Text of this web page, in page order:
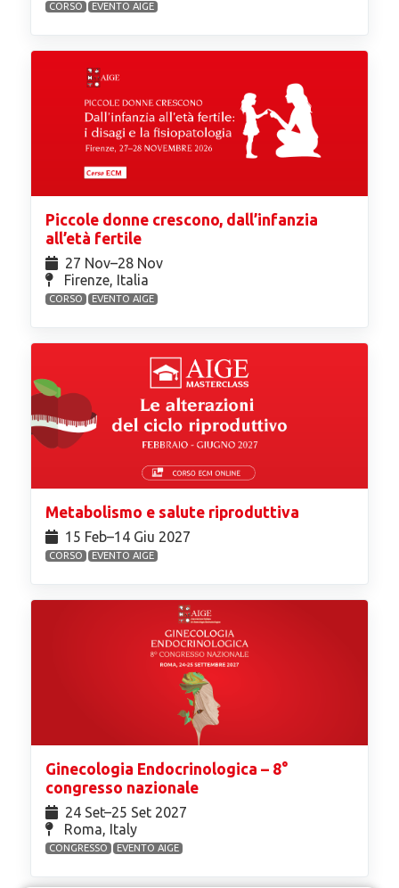
CORSO EVENTO AIGE
Piccole donne crescono, dall’infanzia
all’età fertile
27 Nov⁠–28 Nov
Firenze, Italia
CORSO EVENTO AIGE
Metabolismo e salute riproduttiva
15 Feb⁠–14 Giu 2027
CORSO EVENTO AIGE
Ginecologia Endocrinologica – 8°
congresso nazionale
24 Set⁠–25 Set 2027
Roma, Italy
CONGRESSO EVENTO AIGE